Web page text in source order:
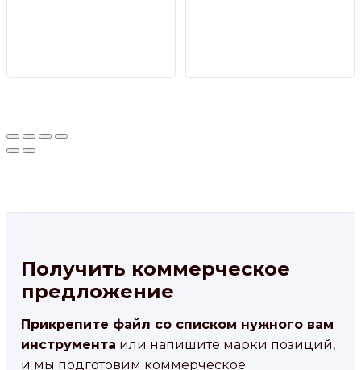
Получить коммерческое
предложение
Прикрепите файл со списком нужного вам
инструмента или напишите марки позиций,
и мы подготовим коммерческое